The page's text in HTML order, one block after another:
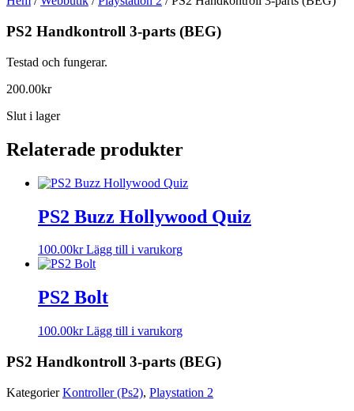
PS2 Handkontroll 3-parts (BEG)
Testad och fungerar.
200.00kr
Slut i lager
Relaterade produkter
PS2 Buzz Hollywood Quiz
100.00kr Lägg till i varukorg
PS2 Bolt
100.00kr Lägg till i varukorg
PS2 Handkontroll 3-parts (BEG)
Kategorier Kontroller (Ps2), Playstation 2